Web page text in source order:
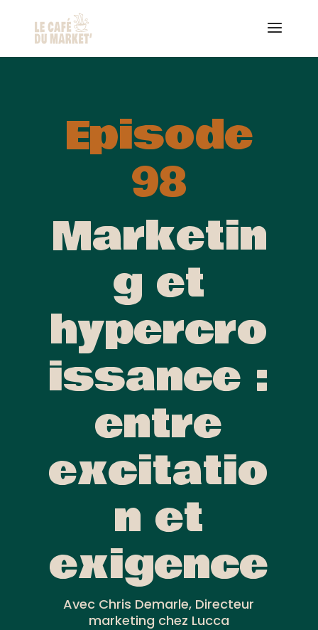
Episode
98
Marketin
g et
hypercro
issance :
entre
excitatio
n et
exigence
Avec Chris Demarle, Directeur
marketing chez Lucca